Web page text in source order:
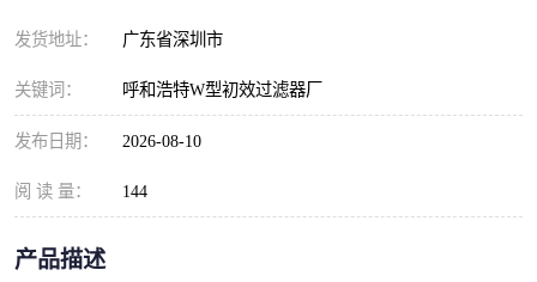
发货地址： 广东省深圳市
关键词： 呼和浩特W型初效过滤器厂
发布日期： 2026-08-10
阅 读 量： 144
产品描述